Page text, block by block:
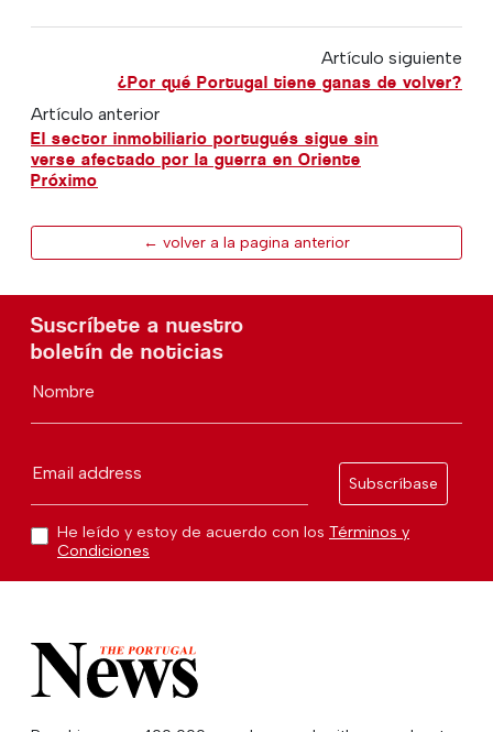
Artículo siguiente
¿Por qué Portugal tiene ganas de volver?
Artículo anterior
El sector inmobiliario portugués sigue sin
verse afectado por la guerra en Oriente
Próximo
← volver a la pagina anterior
Suscríbete a nuestro
boletín de noticias
Nombre
Email address
Subscríbase
He leído y estoy de acuerdo con los Términos y
Condiciones